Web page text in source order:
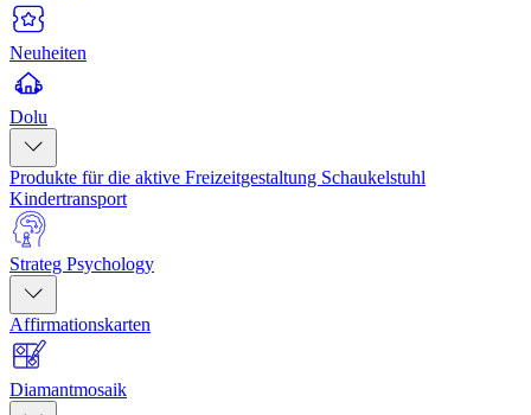
Neuheiten
Dolu
Produkte für die aktive Freizeitgestaltung Schaukelstuhl
Kindertransport
Strateg Psychology
Affirmationskarten
Diamantmosaik